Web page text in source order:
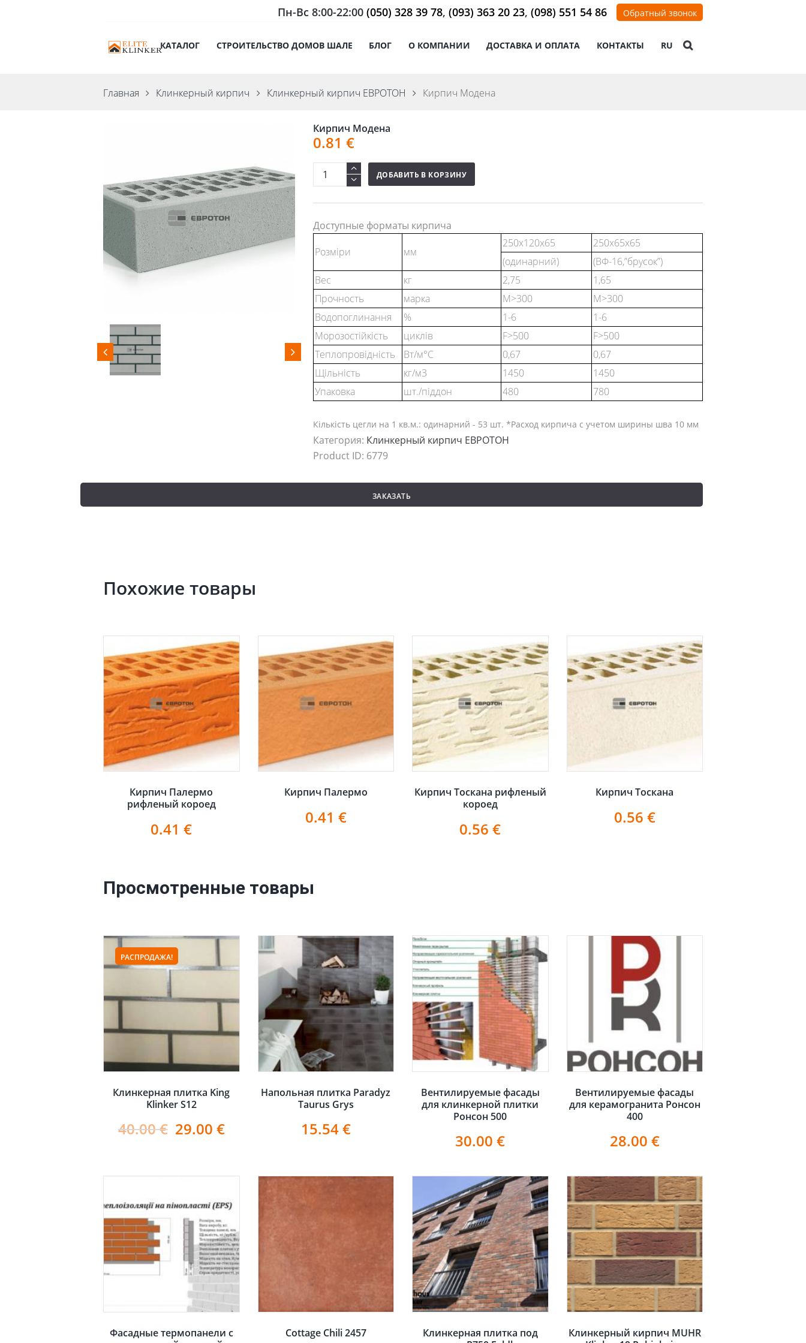
Пн-Вс 8:00-22:00 (050) 328 39 78, (093) 363 20 23, (098) 551 54 86 Обратный звонок
КАТАЛОГ СТРОИТЕЛЬСТВО ДОМОВ ШАЛЕ БЛОГ О КОМПАНИИ ДОСТАВКА И ОПЛАТА КОНТАКТЫ RU
Главная Клинкерный кирпич Клинкерный кирпич ЕВРОТОН Кирпич Модена
Кирпич Модена
0.81 €
ДОБАВИТЬ В КОРЗИНУ
Доступные форматы кирпича
Розміри
мм
250х120х65
250х65х65
(одинарний)
(ВФ-16,”брусок”)
Вес
кг 2,75
1,65
Прочность
марка М>300
М>300
Водопоглинання
% 1-6
1-6
Морозостійкість
циклів F>500
F>500
Теплопровідність
Вт/м°С 0,67
0,67
Щільність
кг/м3 1450
1450
Упаковка
шт./піддон 480 780
Кількість цегли на 1 кв.м.: одинарний - 53 шт. *Расход кирпича с учетом ширины шва 10 мм
Категория: Клинкерный кирпич ЕВРОТОН
Product ID: 6779
ЗАКАЗАТЬ
Похожие товары
Кирпич Палермо
рифленый короед
0.41€
Кирпич Палермо
0.41 €
Кирпич Тоскана рифленый
короед
0.56€
Кирпич Тоскана
0.56 €
Просмотренные товары
РАСПРОДАЖА!
Клинкерная плитка King
Klinker S12
40.00€ 29.00 €
Напольная плитка Paradyz
Taurus Grys
15.54€
Вентилируемые фасады
для клинкерной плитки
Ронсон 500
30.00€
Вентилируемые фасады
для керамогранита Ронсон
400
28.00 €
Фасадные термопанели с
Cottage Chili 2457
Клинкерная плитка под
Клинкерный кирпич MUHR